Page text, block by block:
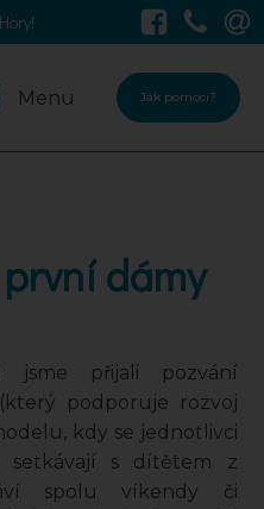
Menu Jak pomoci?
dámy
přijali pozvání
podporuje rozvoj
kdy se jednotlivci
setkávají s dítětem z
spolu víkendy či